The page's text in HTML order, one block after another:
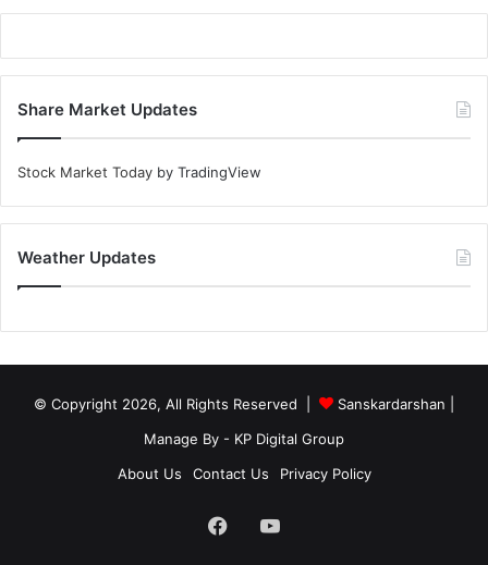
Share Market Updates
Stock Market Today by TradingView
Weather Updates
© Copyright 2026, All Rights Reserved | Sanskardarshan
Manage By - KP Digital Group
About Us
Contact Us Privacy Policy
FacebookYouTube